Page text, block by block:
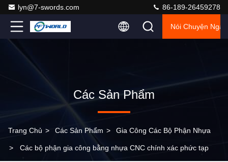
lyn@7-swords.com 86-189-26459278
Nói Chuyện Ngay
Các Sản Phẩm
Trang Chủ > Các Sản Phẩm > Gia Công Các Bộ Phận Nhựa
> Các bộ phận gia công bằng nhựa CNC chính xác phức tạp